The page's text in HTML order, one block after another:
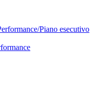
Piano esecutivo